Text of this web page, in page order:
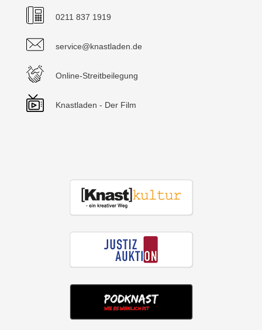
0211 837 1919
service@knastladen.de
Online-Streitbeilegung
Knastladen - Der Film